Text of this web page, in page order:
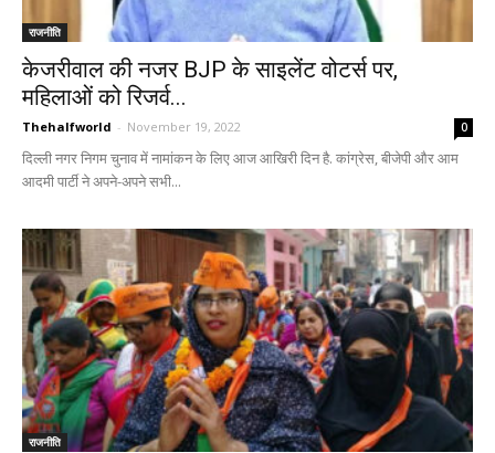
राजनीति
केजरीवाल की नजर BJP के साइलेंट वोटर्स पर,
महिलाओं को रिजर्व...
Thehalfworld - November 19, 2022 0
दिल्ली नगर निगम चुनाव में नामांकन के लिए आज आखिरी दिन है. कांग्रेस, बीजेपी और आम
आदमी पार्टी ने अपने-अपने सभी...
राजनीति